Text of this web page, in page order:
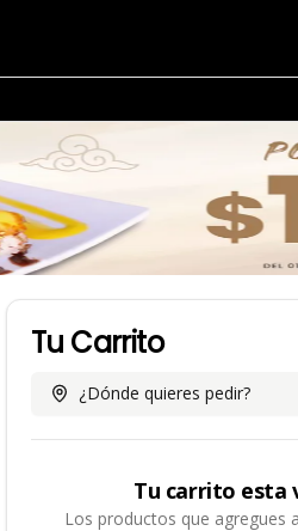
Tu Carrito
¿Dónde quieres pedir?
Tu carrito esta
Los productos que agregues